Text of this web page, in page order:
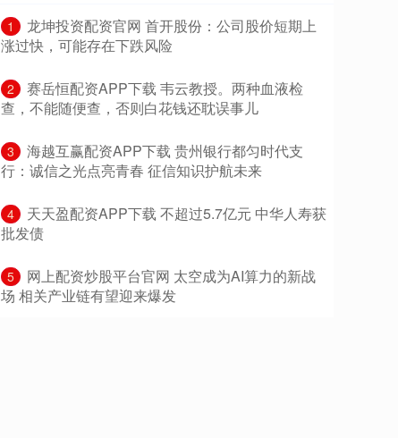
1
​龙坤投资配资官网 首开股份：公司股价短期上
涨过快，可能存在下跌风险
2
​赛岳恒配资APP下载 韦云教授。两种血液检
查，不能随便查，否则白花钱还耽误事儿
3
​海越互赢配资APP下载 贵州银行都匀时代支
行：诚信之光点亮青春 征信知识护航未来
4
​天天盈配资APP下载 不超过5.7亿元 中华人寿获
批发债
5
​网上配资炒股平台官网 太空成为AI算力的新战
场 相关产业链有望迎来爆发